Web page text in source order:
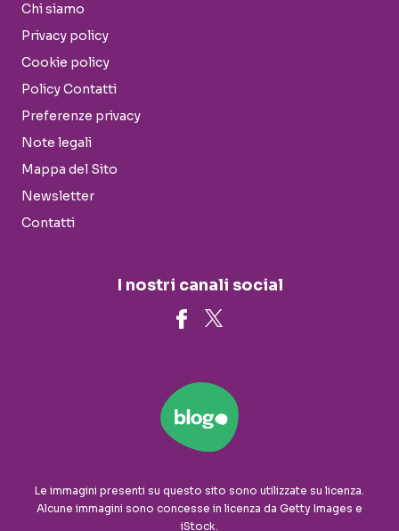
Chi siamo
Privacy policy
Cookie policy
Policy Contatti
Preferenze privacy
Note legali
Mappa del Sito
Newsletter
Contatti
I nostri canali social
Le immagini presenti su questo sito sono utilizzate su licenza.
Alcune immagini sono concesse in licenza da Getty Images e
iStock.